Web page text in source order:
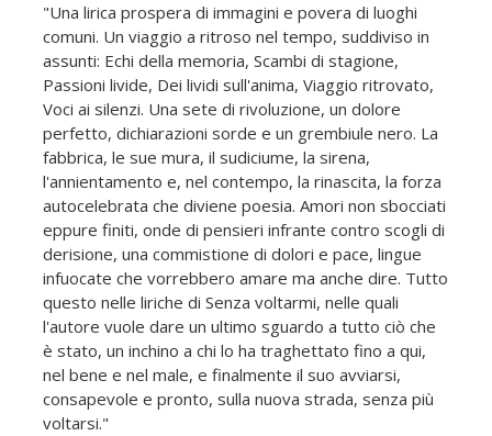
"Una lirica prospera di immagini e povera di luoghi
comuni. Un viaggio a ritroso nel tempo, suddiviso in
assunti: Echi della memoria, Scambi di stagione,
Passioni livide, Dei lividi sull'anima, Viaggio ritrovato,
Voci ai silenzi. Una sete di rivoluzione, un dolore
perfetto, dichiarazioni sorde e un grembiule nero. La
fabbrica, le sue mura, il sudiciume, la sirena,
l'annientamento e, nel contempo, la rinascita, la forza
autocelebrata che diviene poesia. Amori non sbocciati
eppure finiti, onde di pensieri infrante contro scogli di
derisione, una commistione di dolori e pace, lingue
infuocate che vorrebbero amare ma anche dire. Tutto
questo nelle liriche di Senza voltarmi, nelle quali
l'autore vuole dare un ultimo sguardo a tutto ciò che
è stato, un inchino a chi lo ha traghettato fino a qui,
nel bene e nel male, e finalmente il suo avviarsi,
consapevole e pronto, sulla nuova strada, senza più
voltarsi."